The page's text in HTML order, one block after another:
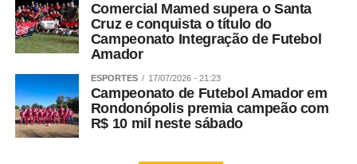
Comercial Mamed supera o Santa
Cruz e conquista o título do
Campeonato Integração de Futebol
Amador
ESPORTES 17/07/2026 - 21:23
Campeonato de Futebol Amador em
Rondonópolis premia campeão com
R$ 10 mil neste sábado